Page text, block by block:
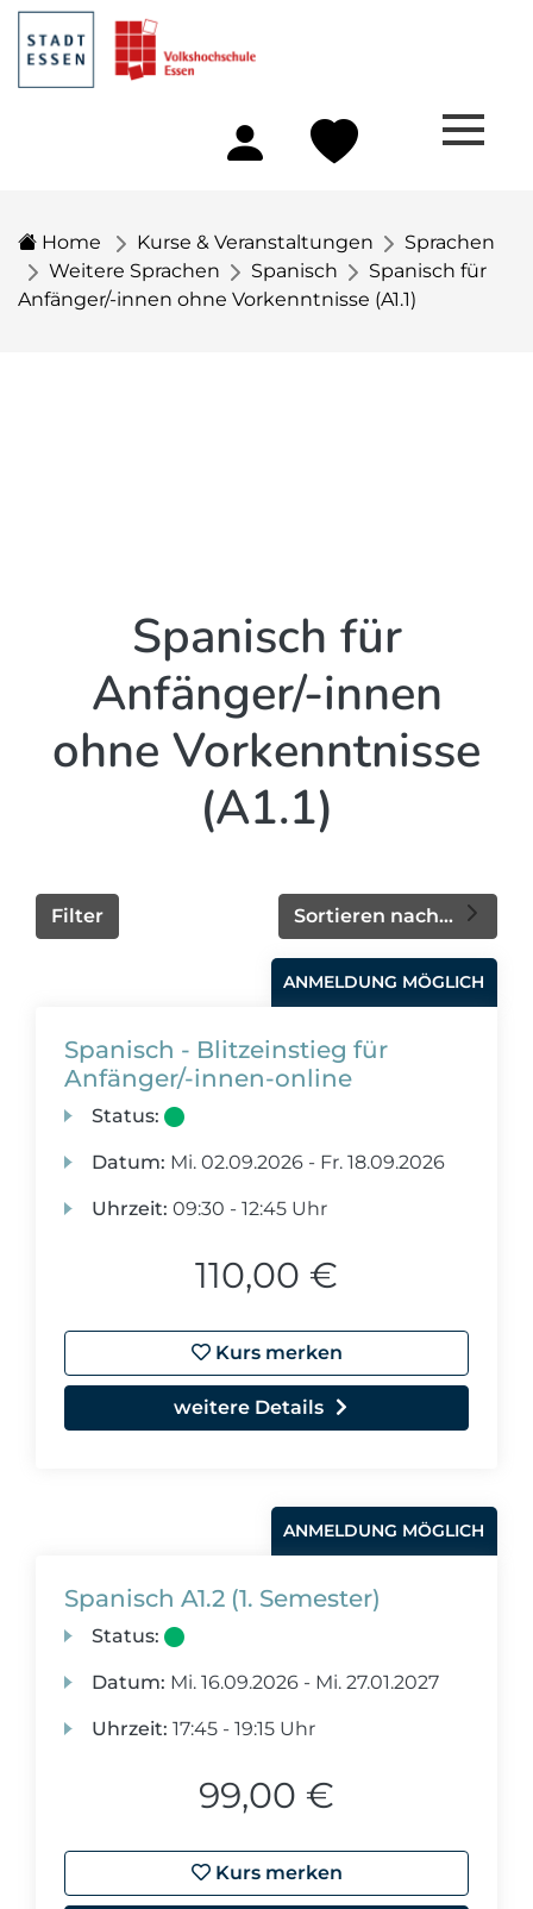
Home Kurse & Veranstaltungen
Sprachen
Weitere Sprachen
Spanisch
Spanisch für
Anfänger/-innen ohne Vorkenntnisse (A1.1)
Spanisch für
Anfänger/-innen
ohne Vorkenntnisse
(A1.1)
Sortieren nach...
Filter
ANMELDUNG MÖGLICH
Spanisch - Blitzeinstieg für
Anfänger/-innen-online
Status:
Datum: Mi. 02.09.2026 - Fr. 18.09.2026
Uhrzeit: 09:30 - 12:45 Uhr
110,00 €
Kurs merken
weitere Details
ANMELDUNG MÖGLICH
Spanisch A1.2 (1. Semester)
Status:
Datum: Mi. 16.09.2026 - Mi. 27.01.2027
Uhrzeit: 17:45 - 19:15 Uhr
99,00 €
Kurs merken